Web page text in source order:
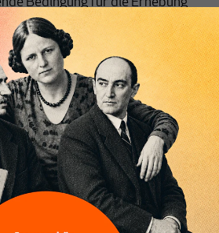
darin, dass die Steuerbasis auf
Eigentum beruht.
beruht sie auf dem
und Geldschöpfungsmonopol.
ist der Staat. Das Monopol
zur monetarisierten Steuer.
Geldes zu kommen, das dem
ermöglicht, seine Steuerschuld
muss er sich einer
unterwerfen. Durch einen